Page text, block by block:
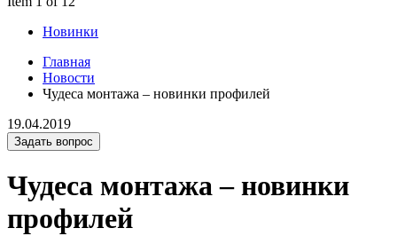
Новинки
Главная
Новости
Чудеса монтажа – новинки профилей
19.04.2019
Задать вопрос
Чудеса монтажа – новинки
профилей